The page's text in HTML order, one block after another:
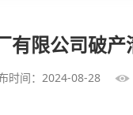
有限公司破
时间：2024-08-28